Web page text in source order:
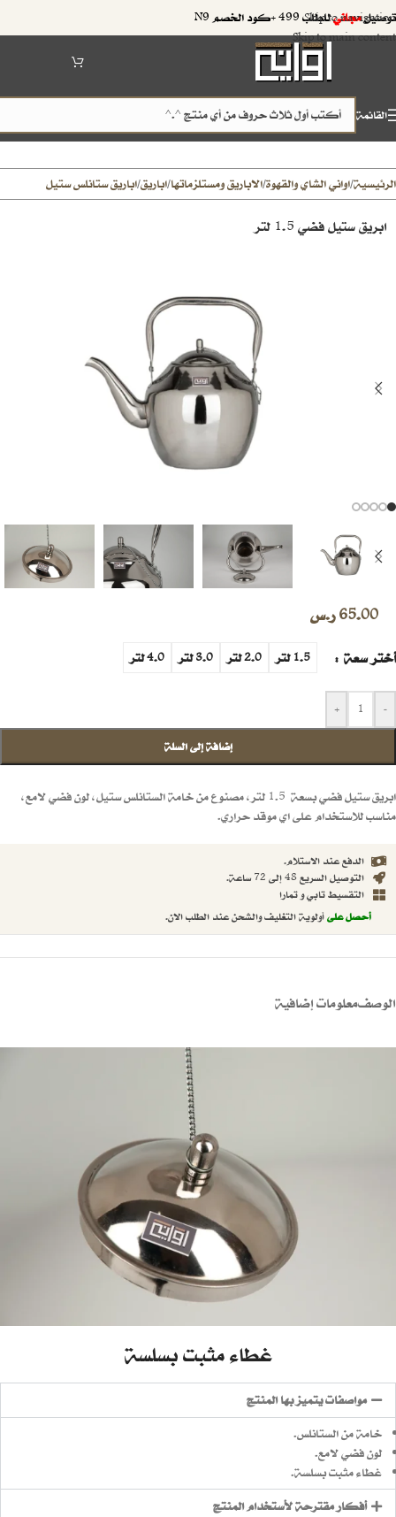
Skip to navigation
Skip to main content
توصيلمجانيللطلب 499 +كود الخصم N9
القائمة
الرئيسية/اواني الشاي والقهوة/الاباريق ومستلزماتها/اباريق/اباريق ستانلس ستيل
ابريق ستيل فضي 1.5 لتر
65.00ر.س
أختر سعة 1.5 لتر 2.0 لتر 3.0 لتر 4.0 لتر
-
+
إضافة إلى السلة
ابريق ستيل فضي بسعة 1.5 لتر، مصنوع من خامة الستانلس ستيل، لون فضي لامع،
مناسب للاستخدام على اي موقد حراري.
الدفع عند الاستلام.
التوصيل السريع 48 إلى 72 ساعة.
التقسيط تابي و تمارا
أحصل علىأولوية التغليف والشحن عند الطلب الان.
الوصفمعلومات إضافية
غطاء مثبت بسلسة
مواصفات يتميز بها المنتج
خامة من الستانلس.
لون فضي لامع.
غطاء مثبت بسلسة.
أفكار مقترحة لأستخدام المنتج